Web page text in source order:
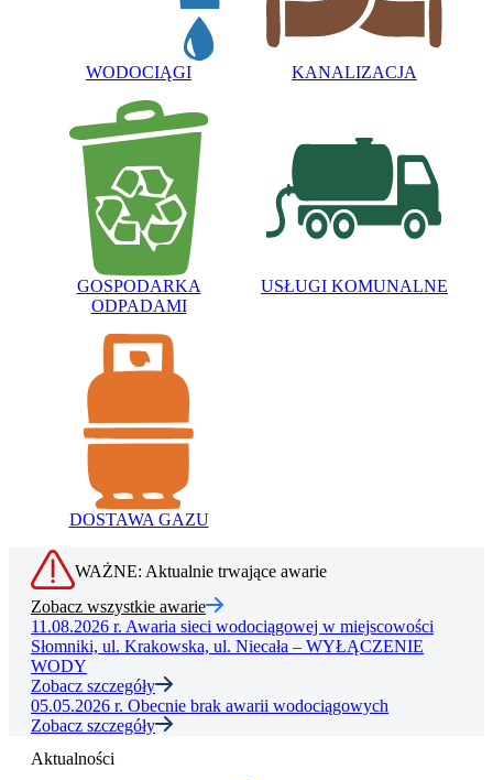
WODOCIĄGI KANALIZACJA
GOSPODARKA
ODPADAMI
USŁUGI KOMUNALNE
DOSTAWA GAZU
WAŻNE: Aktualnie trwające awarie
Zobacz wszystkie awarie
11.08.2026 r. Awaria sieci wodociągowej w miejscowości
Słomniki, ul. Krakowska, ul. Niecała – WYŁĄCZENIE
WODY
Zobacz szczegóły
05.05.2026 r. Obecnie brak awarii wodociągowych
Zobacz szczegóły
Aktualności